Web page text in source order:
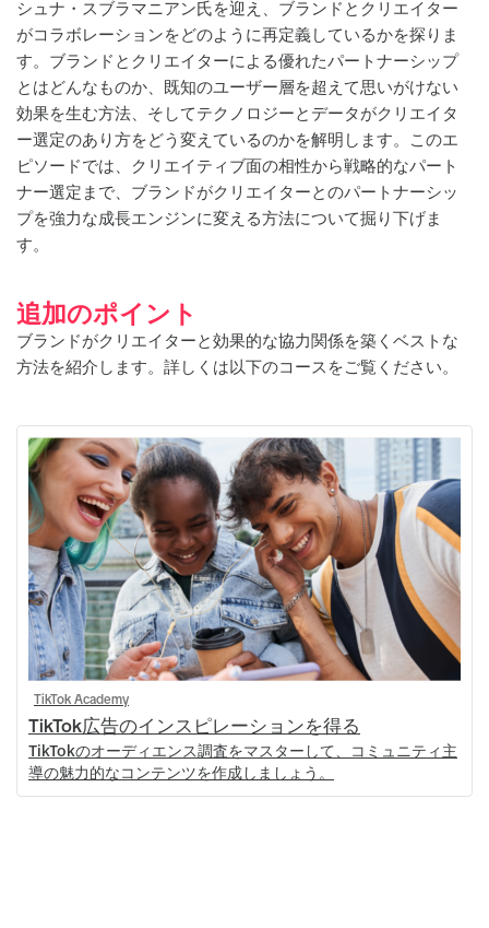
シュナ・スブラマニアン氏を迎え、ブランドとクリエイター
がコラボレーションをどのように再定義しているかを探りま
す。ブランドとクリエイターによる優れたパートナーシップ
とはどんなものか、既知のユーザー層を超えて思いがけない
効果を生む方法、そしてテクノロジーとデータがクリエイタ
ー選定のあり方をどう変えているのかを解明します。このエ
ピソードでは、クリエイティブ面の相性から戦略的なパート
ナー選定まで、ブランドがクリエイターとのパートナーシッ
プを強力な成長エンジンに変える方法について掘り下げま
す。
追加のポイント
ブランドがクリエイターと効果的な協力関係を築くベストな
方法を紹介します。詳しくは以下のコースをご覧ください。
TikTok Academy
TikTok広告のインスピレーションを得る
TikTokのオーディエンス調査をマスターして、コミュニティ主
導の魅力的なコンテンツを作成しましょう。